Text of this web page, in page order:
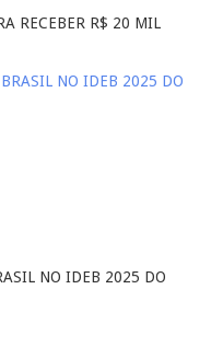
RECEBER R$ 20 MIL
NO IDEB 2025 DO